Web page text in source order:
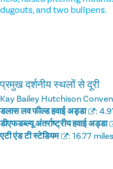
dugouts, and two bullpens.
प्रमुख दर्शनीय स्थलों से दूरी
Kay Bailey Hutchison
डलास लव फील्ड हवाई अड्डा :
डीएफडब्ल्यू अंतर्राष्ट्रीय हवाई अड्डा
एटी एंड टी स्टेडियम : 16.77 miles